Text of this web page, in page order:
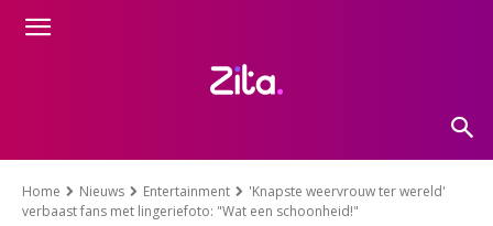
Home Nieuws Entertainment
'Knapste weervrouw ter wereld'
verbaast fans met lingeriefoto: "Wat een schoonheid!"